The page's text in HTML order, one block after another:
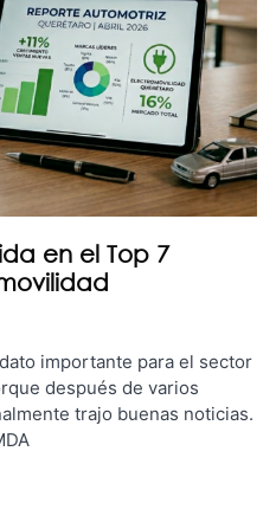
en el Top 7
importante para el sector
después de varios
trajo buenas noticias.